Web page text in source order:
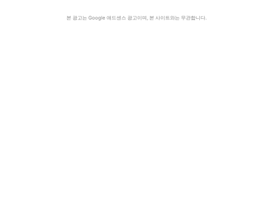
본 광고는 Google 애드센스 광고이며, 본 사이트와는 무관합니다.